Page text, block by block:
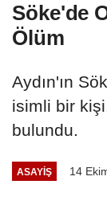
Söke'de
Ölüm
Aydın'ın
isimli bir
bulundu.
ASAYIŞ 14